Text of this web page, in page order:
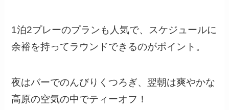
1泊2プレーのプランも人気で、スケジュールに
余裕を持ってラウンドできるのがポイント。
夜はバーでのんびりくつろぎ、翌朝は爽やかな
高原の空気の中でティーオフ！